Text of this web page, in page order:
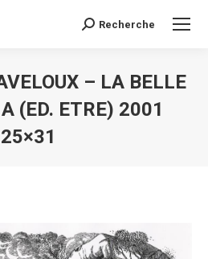
Recherche
Recherche
– LA BELLE
(ED. ETRE) 2001
25×31